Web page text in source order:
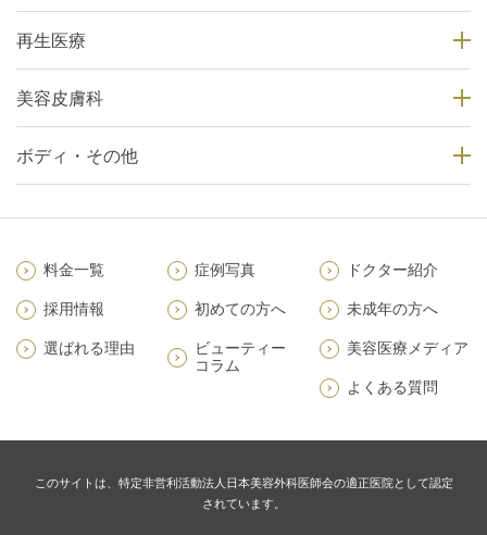
再生医療
美容皮膚科
ボディ・その他
料金一覧 症例写真 ドクター紹介
採用情報 初めての方へ 未成年の方へ
選ばれる理由
ビューティー
コラム
美容医療メディア
よくある質問
このサイトは、特定非営利活動法人日本美容外科医師会の適正医院として認定
されています。